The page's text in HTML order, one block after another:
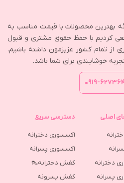
بهترین محصولات با قیمت مناسب به
کردیم با حفظ حقوق مشتری و قبول
تمام کشور عزیزمون داشته باشیم.
خوشایندی برای شما باشد.
اصلی
دخترانه
پسرانه
دسترسی سریع
اکسسوری دخترانه
اکسسوری پسرانه
کفش دخترانه👠
كفش پسرونه